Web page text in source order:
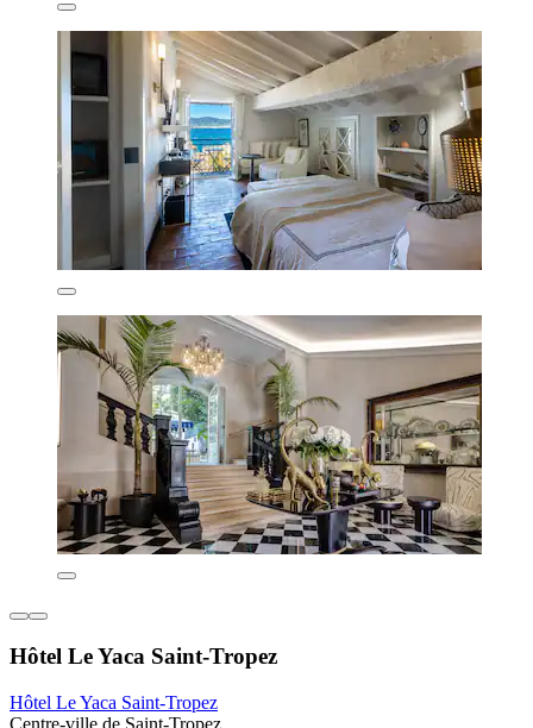
Hôtel Le Yaca Saint-Tropez
Hôtel Le Yaca Saint-Tropez
Centre-ville de Saint-Tropez